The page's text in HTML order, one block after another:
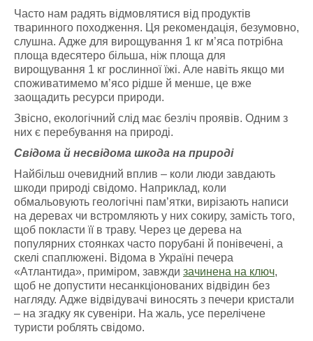
Часто нам радять відмовлятися від продуктів
тваринного походження. Ця рекомендація, безумовно,
слушна. Адже для вирощування 1 кг м’яса потрібна
площа вдесятеро більша, ніж площа для
вирощування 1 кг рослинної їжі. Але навіть якщо ми
споживатимемо м’ясо рідше й менше, це вже
заощадить ресурси природи.
Звісно, екологічний слід має безліч проявів. Одним з
них є перебування на природі.
Свідома й несвідома шкода на природі
Найбільш очевидний вплив – коли люди завдають
шкоди природі свідомо. Наприклад, коли
обмальовують геологічні пам’ятки, вирізають написи
на деревах чи встромляють у них сокиру, замість того,
щоб покласти її в траву. Через це дерева на
популярних стоянках часто порубані й понівечені, а
скелі спаплюжені. Відома в Україні печера
«Атлантида», приміром, завжди зачинена на ключ,
щоб не допустити несанкціонованих відвідин без
нагляду. Адже відвідувачі виносять з печери кристали
– на згадку як сувеніри. На жаль, усе перелічене
туристи роблять свідомо.